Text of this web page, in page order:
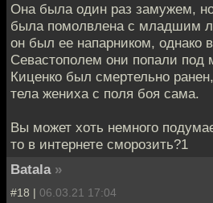
Она была один раз замужем,
была помолвлена с младшим
он был ее напарником, однако
Севастополем они попали под
Киценко был смертельно
тела жениха с поля боя сама.
Вы может хоть немного
то в интернете сморозить?1
Batala »
#18 | 06.03.21 17:04